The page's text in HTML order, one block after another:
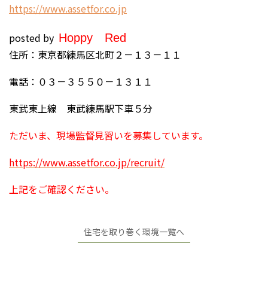
https://www.assetfor.co.jp
posted by Hoppy Red
住所：東京都練馬区北町２－１３－１１
電話：０３－３５５０－１３１１
東武東上線 東武練馬駅下車５分
ただいま、現場監督見習いを募集しています。
https://www.assetfor.co.jp/recruit/
上記をご確認ください。
住宅を取り巻く環境一覧へ